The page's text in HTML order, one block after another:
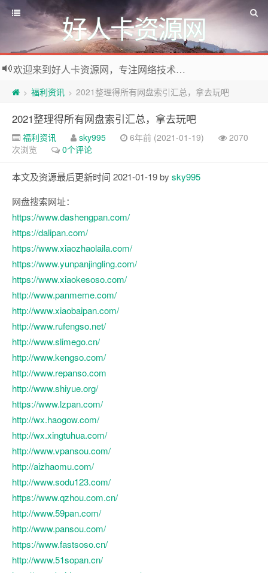
好人卡资源网
欢迎来到好人卡资源网，专注网络技术资源收集，我们不仅是网络资源的搬运工，也生产原创资源。寻找资源请留言或关注公众号:烈日下的男人
> 福利资讯 > 2021整理得所有网盘索引汇总，拿去玩吧
2021整理得所有网盘索引汇总，拿去玩吧
福利资讯 sky995 6年前 (2021-01-19)
2070
次浏览
0个评论
本文及资源最后更新时间 2021-01-19 by sky995
网盘搜索网址：
https://www.dashengpan.com/
https://dalipan.com/
https://www.xiaozhaolaila.com/
https://www.yunpanjingling.com/
https://www.xiaokesoso.com/
http://www.panmeme.com/
http://www.xiaobaipan.com/
http://www.rufengso.net/
http://www.slimego.cn/
http://www.kengso.com/
http://www.repanso.com
http://www.shiyue.org/
https://www.lzpan.com/
http://wx.haogow.com/
http://wx.xingtuhua.com/
http://www.vpansou.com/
http://aizhaomu.com/
http://www.sodu123.com/
https://www.qzhou.com.cn/
http://www.59pan.com/
http://www.pansou.com/
https://www.fastsoso.cn/
http://www.51sopan.cn/